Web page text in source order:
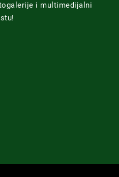
i multimedijalni